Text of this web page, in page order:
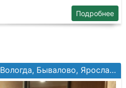
Подробнее
Вологда, Бывалово, Ярославская ул, №29